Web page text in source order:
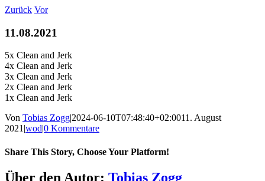
Zum
springen
Zurück Vor
11.08.2021
5x Clean and Jerk
4x Clean and Jerk
3x Clean and Jerk
2x Clean and Jerk
1x Clean and Jerk
Von Tobias Zogg|2024-06-10T07:48:40+02:0011. August
2021|wod|0 Kommentare
Share This Story, Choose Your Platform!
Facebook
LinkedIn
WhatsApp
Telegram
Tumblr
Pinterest
Vk
Xing
E-
Über den Autor: Tobias Zogg